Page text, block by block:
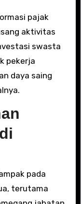
pajak
aktivitas
swasta
pekerja
daya saing
pada
terutama